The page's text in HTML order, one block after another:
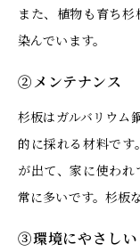
また、植物も育ち
染んでいます。
②メンテナンス
杉板はガルバリウム
的に採れる材料で
が出て、家に使わ
常に多いです。杉板
③環境にやさしい